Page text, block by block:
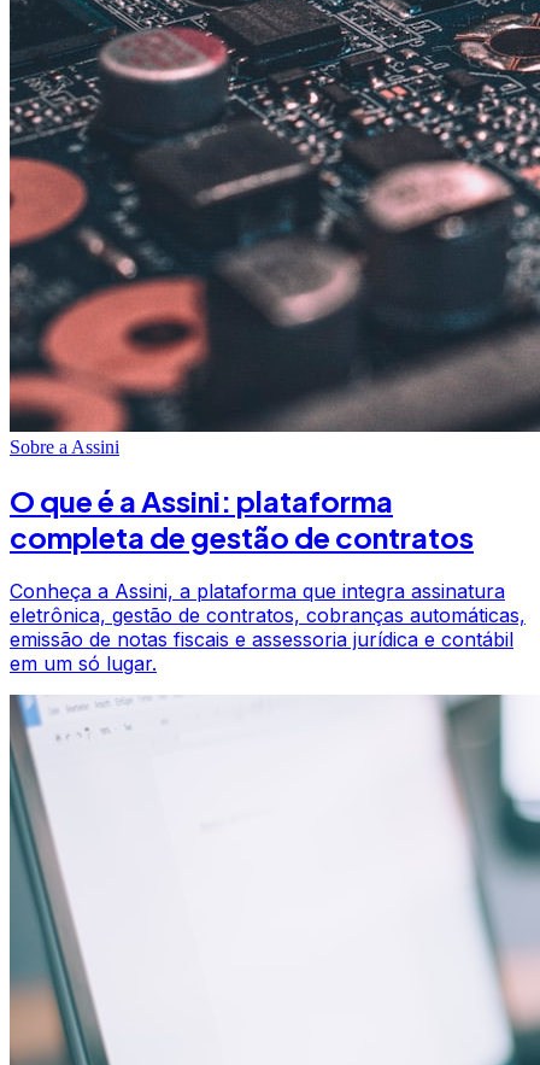
Sobre a Assini
O que é a Assini: plataforma
completa de gestão de contratos
Conheça a Assini, a plataforma que integra assinatura
eletrônica, gestão de contratos, cobranças automáticas,
emissão de notas fiscais e assessoria jurídica e contábil
em um só lugar.